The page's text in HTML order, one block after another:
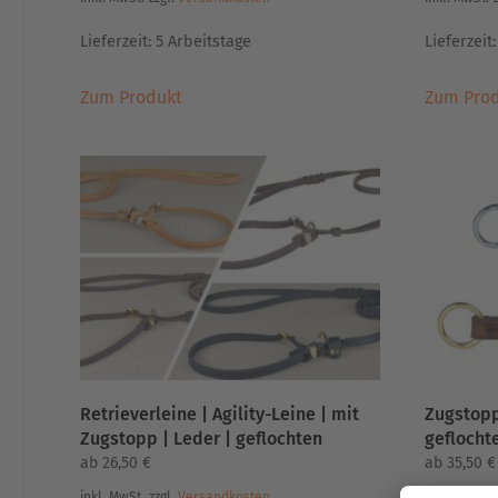
Lieferzeit: 5 Arbeitstage
Zum ProduktProdukt
mehrere
Varianten
auf.
Optionen
können
auf
der
Produktseite
werden
Lieferzeit:
Zum
Retrieverleine | Agility-Leine | mit
Zugstopp | Leder | geflochten
ab 26,50 € ab 35,50 €